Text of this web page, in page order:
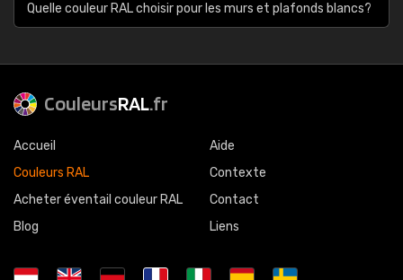
Quelle couleur RAL choisir pour les murs et plafonds blancs?
CouleursRAL.fr
Accueil
Couleurs RAL
Acheter éventail couleur RAL
Blog
Aide
Contexte
Contact
Liens